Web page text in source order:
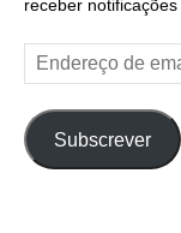
receber
Endereço
de
email
Subscrever